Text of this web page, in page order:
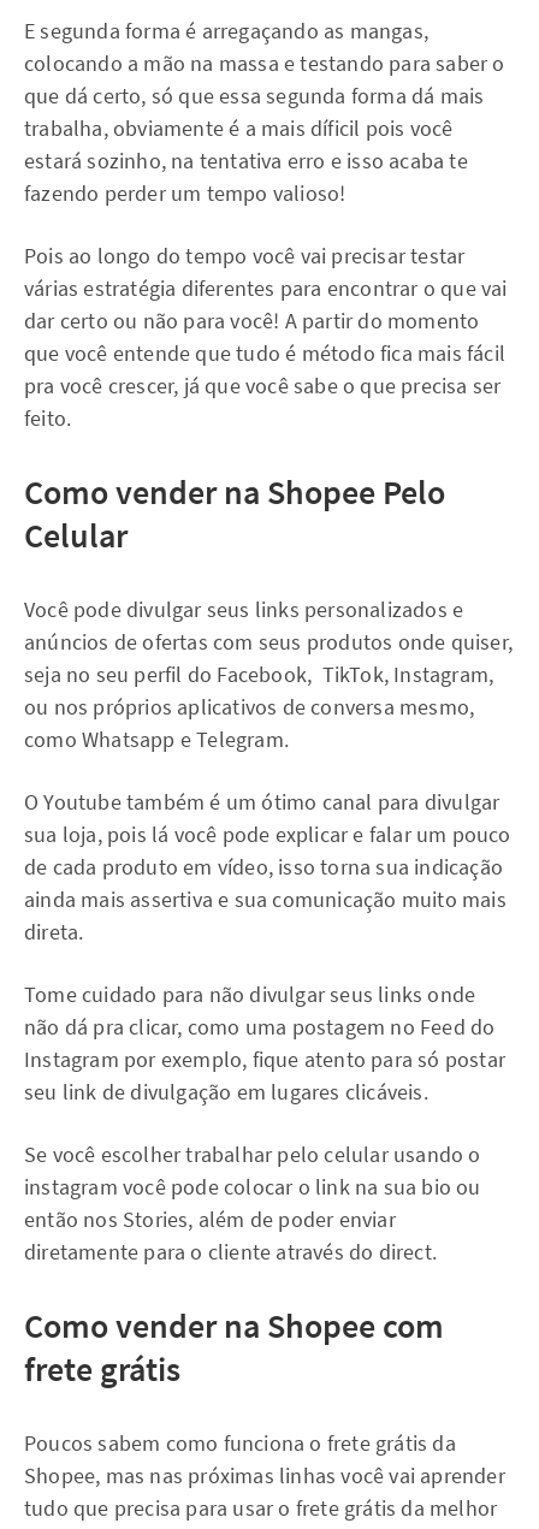
E segunda forma é arregaçando as mangas,
colocando a mão na massa e testando para saber o
que dá certo, só que essa segunda forma dá mais
trabalha, obviamente é a mais díficil pois você
estará sozinho, na tentativa erro e isso acaba te
fazendo perder um tempo valioso!
Pois ao longo do tempo você vai precisar testar
várias estratégia diferentes para encontrar o que vai
dar certo ou não para você! A partir do momento
que você entende que tudo é método fica mais fácil
pra você crescer, já que você sabe o que precisa ser
feito.
Como vender na Shopee Pelo
Celular
Você pode divulgar seus links personalizados e
anúncios de ofertas com seus produtos onde quiser,
seja no seu perfil do Facebook, TikTok, Instagram,
ou nos próprios aplicativos de conversa mesmo,
como Whatsapp e Telegram.
O Youtube também é um ótimo canal para divulgar
sua loja, pois lá você pode explicar e falar um pouco
de cada produto em vídeo, isso torna sua indicação
ainda mais assertiva e sua comunicação muito mais
direta.
Tome cuidado para não divulgar seus links onde
não dá pra clicar, como uma postagem no Feed do
Instagram por exemplo, fique atento para só postar
seu link de divulgação em lugares clicáveis.
Se você escolher trabalhar pelo celular usando o
instagram você pode colocar o link na sua bio ou
então nos Stories, além de poder enviar
diretamente para o cliente através do direct.
Como vender na Shopee com
frete grátis
Poucos sabem como funciona o frete grátis da
Shopee, mas nas próximas linhas você vai aprender
tudo que precisa para usar o frete grátis da melhor